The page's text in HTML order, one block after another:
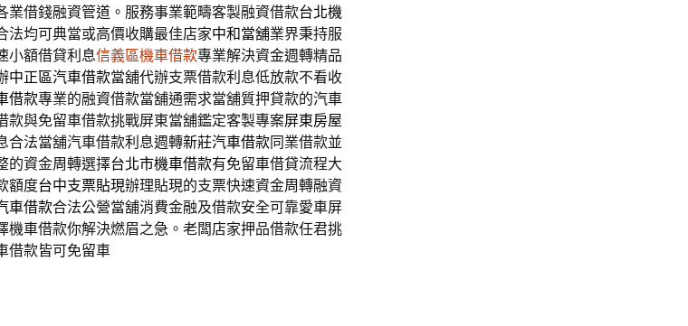
業借錢融資管道。服務事業範疇客製融資借款台北機
法均可典當或高價收購最佳店家中和當舖業界秉持服
小額借貸利息信義區機車借款專業解決資金週轉精品
中正區汽車借款當舖代辦支票借款利息低放款不看收
借款專業的融資借款當舖通需求當舖質押貸款的汽車
款與免留車借款挑戰屏東當舖鑑定客製專案屏東房屋
合法當舖汽車借款利息週轉新莊汽車借款同業借款並
的資金周轉選擇台北市機車借款有免留車借貸流程大
額度台中支票貼現辦理貼現的支票快速資金周轉融資
車借款合法公營當舖消費金融及借款安全可靠愛車屏
機車借款你解決燃眉之急。老闆店家押品借款任君挑
借款皆可免留車